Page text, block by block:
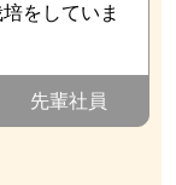
をしていま
先輩社員